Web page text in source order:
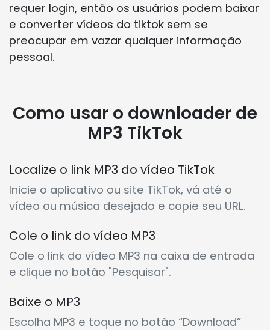
requer login, então os usuários podem baixar
e converter vídeos do tiktok sem se
preocupar em vazar qualquer informação
pessoal.
Como usar o downloader de
MP3 TikTok
Localize o link MP3 do vídeo TikTok
Inicie o aplicativo ou site TikTok, vá até o
vídeo ou música desejado e copie seu URL.
Cole o link do vídeo MP3
Cole o link do vídeo MP3 na caixa de entrada
e clique no botão "Pesquisar".
Baixe o MP3
Escolha MP3 e toque no botão “Download”